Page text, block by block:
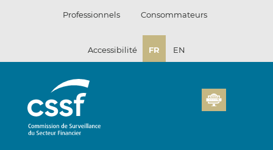
Professionnels Consommateurs
Accessibilité FR EN